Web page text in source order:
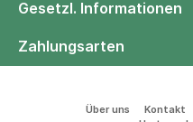
Gesetzl. Informationen
Zahlungsarten
Über uns Kontakt